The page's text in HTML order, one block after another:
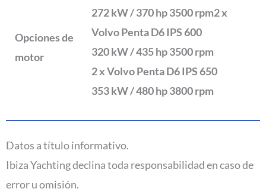
Opciones de
motor
272 kW / 370 hp 3500 rpm2 x
Volvo Penta D6 IPS 600
320 kW / 435 hp 3500 rpm
2 x Volvo Penta D6 IPS 650
353 kW / 480 hp 3800 rpm
Datos a título informativo.
Ibiza Yachting declina toda responsabilidad en caso de
error u omisión.